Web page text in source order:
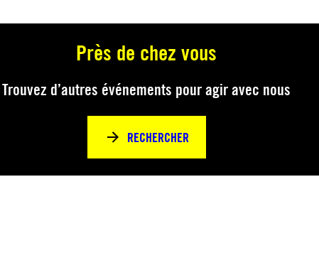
Près de chez vous
Trouvez d’autres événements pour agir avec nous
RECHERCHER